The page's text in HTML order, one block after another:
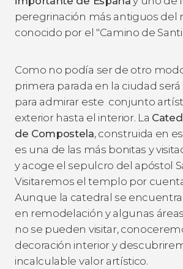
peregrinación más antiguos del
conocido por el "Camino de
Como no podía ser de otro
primera parada en la ciudad
para admirar este conjunto
exterior hasta el interior. La
de Compostela, construida en
es una de las más bonitas y
y acoge el sepulcro del apóstol
Visitaremos el templo por
Aunque la catedral se
en remodelación y algunas
no se pueden visitar,
decoración interior y
incalculable valor artístico.